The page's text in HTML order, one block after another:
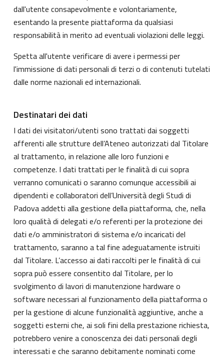
dall'utente consapevolmente e volontariamente,
esentando la presente piattaforma da qualsiasi
responsabilità in merito ad eventuali violazioni delle leggi.
Spetta all'utente verificare di avere i permessi per
l'immissione di dati personali di terzi o di contenuti tutelati
dalle norme nazionali ed internazionali.
Destinatari dei dati
I dati dei visitatori/utenti sono trattati dai soggetti
afferenti alle strutture dell’Ateneo autorizzati dal Titolare
al trattamento, in relazione alle loro funzioni e
competenze. I dati trattati per le finalità di cui sopra
verranno comunicati o saranno comunque accessibili ai
dipendenti e collaboratori dell’Università degli Studi di
Padova addetti alla gestione della piattaforma, che, nella
loro qualità di delegati e/o referenti per la protezione dei
dati e/o amministratori di sistema e/o incaricati del
trattamento, saranno a tal fine adeguatamente istruiti
dal Titolare. L’accesso ai dati raccolti per le finalità di cui
sopra può essere consentito dal Titolare, per lo
svolgimento di lavori di manutenzione hardware o
software necessari al funzionamento della piattaforma o
per la gestione di alcune funzionalità aggiuntive, anche a
soggetti esterni che, ai soli fini della prestazione richiesta,
potrebbero venire a conoscenza dei dati personali degli
interessati e che saranno debitamente nominati come